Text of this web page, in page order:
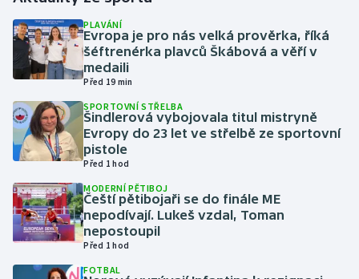
Gymnastika
Házená
Jezdectví
Judo
Krasobruslení
Lezení
Lyže a snowboard
PLAVÁNÍ
Evropa je pro nás velká prověrka, říká
šéftrenérka plavců Škábová a věří v
medaili
Před 19 min
SPORTOVNÍ STŘELBA
Šindlerová vybojovala titul mistryně
Evropy do 23 let ve střelbě ze sportovní
pistole
Před 1 hod
MODERNÍ PĚTIBOJ
Čeští pětibojaři se do finále ME
nepodívají. Lukeš vzdal, Toman
nepostoupil
Před 1 hod
FOTBAL